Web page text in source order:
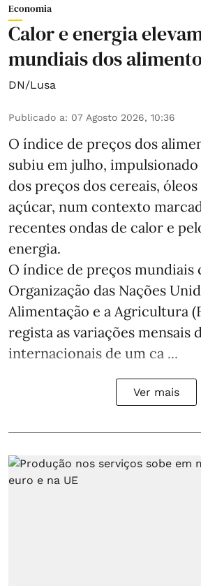
Economia
Calor e energia
mundiais dos
DN/Lusa
Publicado a: 07 Agosto 2026, 10:36
O índice de preços dos
subiu em julho,
dos preços dos cereais, óleos
açúcar, num contexto
recentes ondas de calor e
energia.
O índice de preços mundiais
Organização das Nações
Alimentação e a Agricultura
regista as variações mensais
internacionais de um ca ...
Ver mais